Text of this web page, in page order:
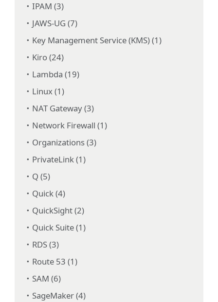
IPAM (3)
JAWS-UG (7)
Key Management Service (KMS) (1)
Kiro (24)
Lambda (19)
Linux (1)
NAT Gateway (3)
Network Firewall (1)
Organizations (3)
PrivateLink (1)
Q (5)
Quick (4)
QuickSight (2)
Quick Suite (1)
RDS (3)
Route 53 (1)
SAM (6)
SageMaker (4)